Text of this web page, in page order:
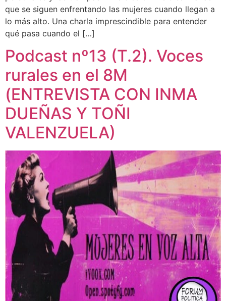
que se siguen enfrentando las mujeres cuando llegan a
lo más alto. Una charla imprescindible para entender
qué pasa cuando el […]
Podcast nº13 (T.2). Voces
rurales en el 8M
(ENTREVISTA CON INMA
DUEÑAS Y TOÑI
VALENZUELA)